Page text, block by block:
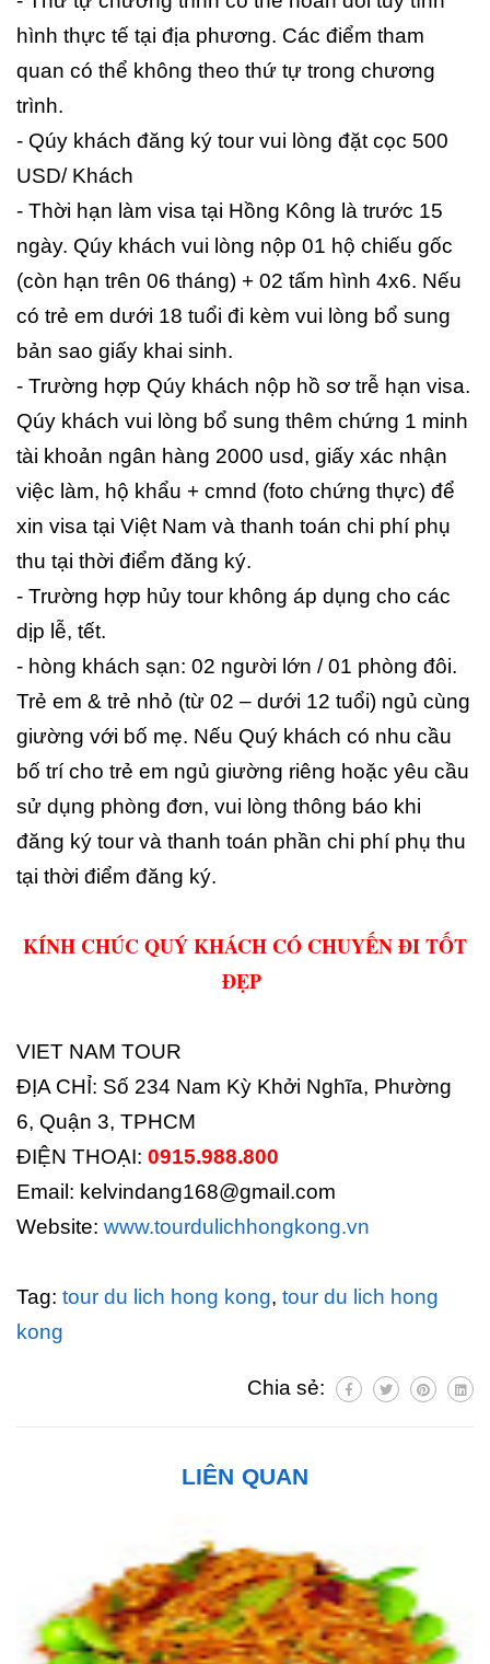
hình thực tế tại địa phương. Các điểm tham
quan có thể không theo thứ tự trong chương
trình.
- Qúy khách đăng ký tour vui lòng đặt cọc 500
USD/ Khách
- Thời hạn làm visa tại Hồng Kông là trước 15
ngày. Qúy khách vui lòng nộp 01 hộ chiếu gốc
(còn hạn trên 06 tháng) + 02 tấm hình 4x6. Nếu
có trẻ em dưới 18 tuổi đi kèm vui lòng bổ sung
bản sao giấy khai sinh.
- Trường hợp Qúy khách nộp hồ sơ trễ hạn visa.
Qúy khách vui lòng bổ sung thêm chứng 1 minh
tài khoản ngân hàng 2000 usd, giấy xác nhận
việc làm, hộ khẩu + cmnd (foto chứng thực) để
xin visa tại Việt Nam và thanh toán chi phí phụ
thu tại thời điểm đăng ký.
- Trường hợp hủy tour không áp dụng cho các
dịp lễ, tết.
- hòng khách sạn: 02 người lớn / 01 phòng đôi.
Trẻ em & trẻ nhỏ (từ 02 – dưới 12 tuổi) ngủ cùng
giường với bố mẹ. Nếu Quý khách có nhu cầu
bố trí cho trẻ em ngủ giường riêng hoặc yêu cầu
sử dụng phòng đơn, vui lòng thông báo khi
đăng ký tour và thanh toán phần chi phí phụ thu
tại thời điểm đăng ký.
KÍNH CHÚC QUÝ KHÁCH CÓ CHUYẾN ĐI TỐT
ĐẸP
VIET NAM TOUR
ĐỊA CHỈ: Số 234 Nam Kỳ Khởi Nghĩa, Phường
6, Quận 3, TPHCM
ĐIỆN THOẠI: 0915.988.800
Email: kelvindang168@gmail.com
Website: www.tourdulichhongkong.vn
Tag: tour du lich hong kong, tour du lich hong
kong
Chia sẻ:
LIÊN QUAN